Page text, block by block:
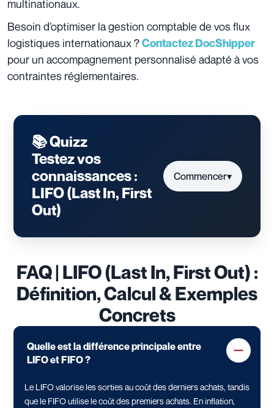
multinationaux.
Besoin d’optimiser la gestion comptable de vos flux
logistiques internationaux ?Contactez DocShipper
pour un accompagnement personnalisé adapté à vos
contraintes réglementaires.
📚 Quizz
Testez vos
connaissances :
LIFO (Last In, First
Out)
Commencer▾
FAQ | LIFO (Last In, First Out) :
Définition, Calcul & Exemples
Concrets
Quelle est la différence principale entre
LIFO et FIFO ?
Le LIFO valorise les sorties au coût des derniers achats, tandis
que le FIFO utilise le coût des premiers achats. En inflation,